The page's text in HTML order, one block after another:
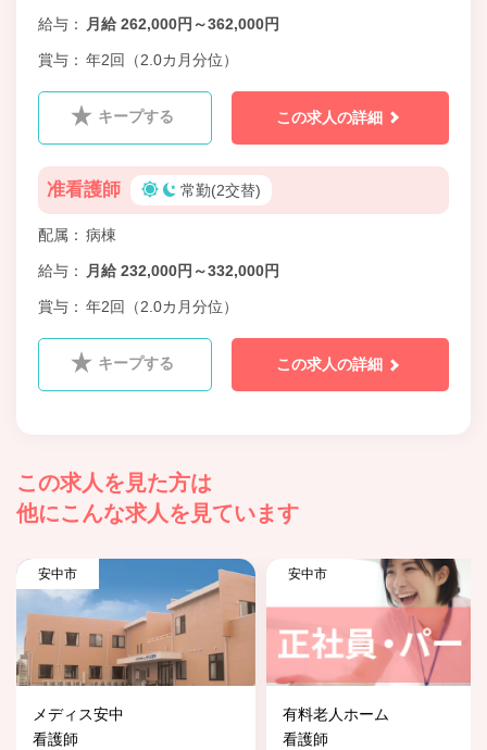
給与 月給 262,000円～362,000円
賞与 年2回（2.0カ月分位）
キープする この求人の詳細
准看護師 常勤(2交替)
配属 病棟
給与 月給 232,000円～332,000円
賞与 年2回（2.0カ月分位）
キープする この求人の詳細
この求人を見た方は
他にこんな求人を見ています
安中市
メディス安中
看護師
安中市
有料老人ホーム
看護師